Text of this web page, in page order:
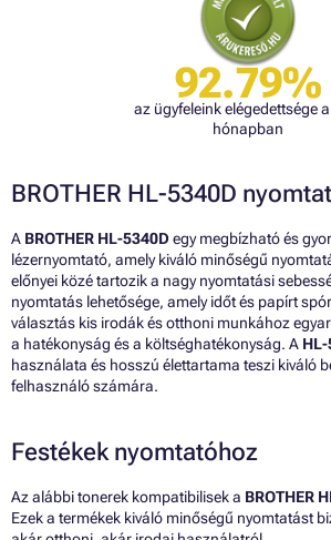
92.79%
az ügyfeleink elégedettsége
hónapban
BROTHER HL-5340D
A BROTHER HL-5340D egy megbízható és
lézernyomtató, amely kiváló minőségű
előnyei közé tartozik a nagy nyomtatási
nyomtatás lehetősége, amely időt és papírt
választás kis irodák és otthoni munkához
a hatékonyság és a költséghatékonyság. A
használata és hosszú élettartama teszi kiváló
felhasználó számára.
Festékek nyomtatóhoz
Az alábbi tonerek kompatibilisek a BROTHER
Ezek a termékek kiváló minőségű nyomtatást